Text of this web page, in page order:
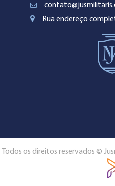
Rua endereço
Todos os direitos reservados ©